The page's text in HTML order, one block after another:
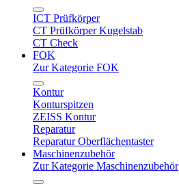
ICT Prüfkörper
CT Prüfkörper Kugelstab
CT Check
FOK
Zur Kategorie FOK
Kontur
Konturspitzen
ZEISS Kontur
Reparatur
Reparatur Oberflächentaster
Maschinenzubehör
Zur Kategorie Maschinenzubehör